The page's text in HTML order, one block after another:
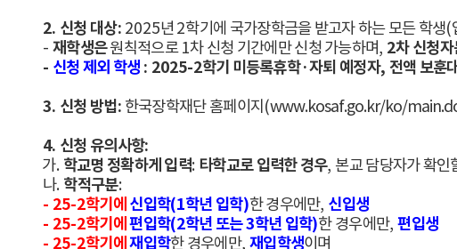
2. 신청 대상: 2025년 2학기에 국가장학금을 받고자 하는 모든 학생(
- 재학생은원칙적으로1차 신청 기간에만 신청 가능하며, 2차 신청
- 신청 제외 학생 : 2025-2학기 미등록휴학·자퇴 예정자, 전액 보훈
3. 신청 방법: 한국장학재단 홈페이지 (www.kosaf.go.kr/ko/
4. 신청 유의사항:
가. 학교명 정확하게 입력: 타학교로 입력한 경우, 본교 담당자가 확인
나. 학적구분:
- 25-2학기에 신입학(1학년 입학)한 경우에만, 신입생
- 25-2학기에 편입학(2학년 또는3학년 입학)한 경우에만,편입생
- 25-2학기에 재입학한 경우에만, 재입학생이며